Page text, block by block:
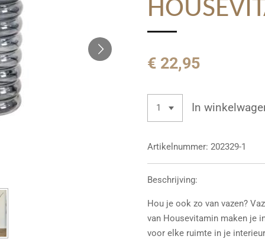
€ 22,95
In
Artikelnummer: 202329-1
Beschrijving:
Hou je ook zo van vazen?
van Housevitamin maken je
voor elke ruimte in je